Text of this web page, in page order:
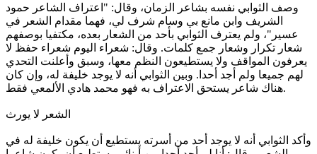
وصف الثوابي نفسه بشاعر الزمان، وقال: "اعتراف الشاعر حمود
الشريف وابن مانع بي وسام شرف لي، فهما مقدام الشعر في
عسير"، ولم يعترف الثوابي بأحد من الشعار بعده، مكتفيا بوصفهم
شعار تكرار وشعار جمع كلمات. وقال: شعراء اليوم شعراء حفظ لا
يعرفون المواقف ولا يستطيعون النظم معها، وسبق وأعلنت التحدي
لهم جميعا ولم أجد أحدا. وبين الثوابي أنه لا يوجد خليفة له، وإن كان
هناك شاعر يستحق الاعتراف به فهو محمد هادي الألمعي فقط.
الشعر لا يورث
وأكد الثوابي أنه لا يوجد أحد من أسرته يستطيع أن يكون خليفة له في